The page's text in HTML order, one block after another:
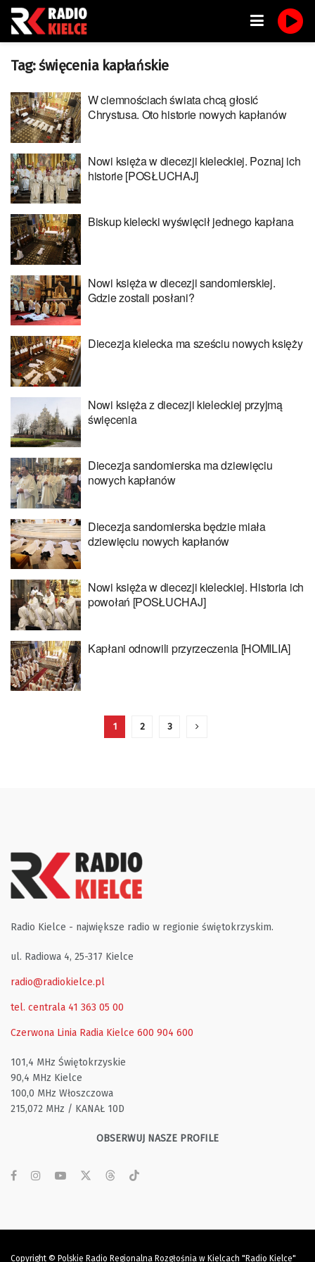
Tag:święcenia kapłańskie
W ciemnościach świata chcą głosić
Chrystusa. Oto historie nowych kapłanów
Nowi księża w diecezji kieleckiej. Poznaj ich
historie [POSŁUCHAJ]
Biskup kielecki wyświęcił jednego kapłana
Nowi księża w diecezji sandomierskiej.
Gdzie zostali posłani?
Diecezja kielecka ma sześciu nowych księży
Nowi księża z diecezji kieleckiej przyjmą
święcenia
Diecezja sandomierska ma dziewięciu
nowych kapłanów
Diecezja sandomierska będzie miała
dziewięciu nowych kapłanów
Nowi księża w diecezji kieleckiej. Historia ich
powołań [POSŁUCHAJ]
Kapłani odnowili przyrzeczenia [HOMILIA]
1 2 3
Radio Kielce - największe radio w regionie świętokrzyskim.
ul. Radiowa 4, 25-317 Kielce
radio@radiokielce.pl
tel. centrala 41 363 05 00
Czerwona Linia Radia Kielce 600 904 600
101,4 MHz Świętokrzyskie
90,4 MHz Kielce
100,0 MHz Włoszczowa
215,072 MHz / KANAŁ 10D
OBSERWUJ NASZE PROFILE
Copyright © Polskie Radio Regionalna Rozgłośnia w Kielcach "Radio Kielce"